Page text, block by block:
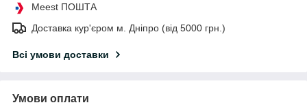
Meest ПОШТА
Доставка кур'єром м. Дніпро (від 5000 грн.)
Всі умови доставки
Умови оплати